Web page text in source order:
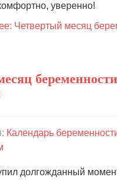
уверенно!
Четвертый месяц
Календарь
долгожданный